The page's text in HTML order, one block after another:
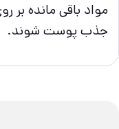
مواد باقی مانده بر
جذب پوست شوند.